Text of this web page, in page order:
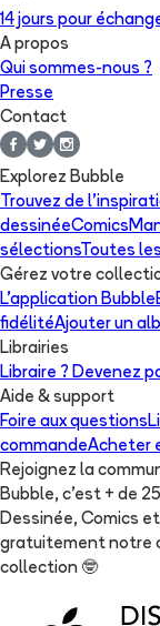
14 jours pour
A propos
Qui sommes-nous ?
Presse
Contact
Explorez Bubble
Trouvez de
dessinéeComics
sélectionsToutes
Gérez votre
L'application Bubble
fidélitéAjouter un
Librairies
Libraire ? Devenez
Aide & support
Foire aux questions
commandeAcheter
Rejoignez la
Bubble, c'est + de
Dessinée, Comics
gratuitement notre
collection 🤓